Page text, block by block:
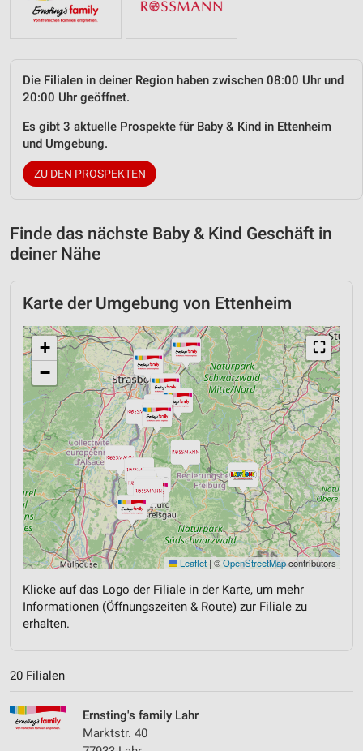
Die Filialen in deiner Region haben zwischen 08:00 Uhr und
20:00 Uhr geöffnet.
Es gibt 3 aktuelle Prospekte für Baby & Kind in Ettenheim
und Umgebung.
ZU DEN PROSPEKTEN
Finde das nächste Baby & Kind Geschäft in
deiner Nähe
Karte der Umgebung von Ettenheim
⛶
+
−
Leaflet | ©OpenStreetMapcontributors
Klicke auf das Logo der Filiale in der Karte, um mehr
Informationen (Öffnungszeiten & Route) zur Filiale zu
erhalten.
20 Filialen
Ernsting's family Lahr
Marktstr. 40